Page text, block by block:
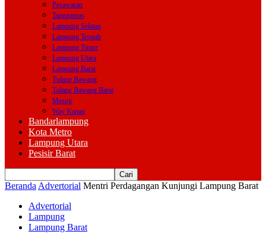
Pesawaran
Tanggamus
Lampung Selatan
Lampung Tengah
Lampung Timur
Lampung Utara
Lampung Barat
Tulang Bawang
Tulang Bawang Barat
Mesuji
Way Kanan
Bandarlampung
Kota Metro
Lampung Utara
Pesisir Barat
Beranda Advertorial Mentri Perdagangan Kunjungi Lampung Barat
Advertorial
Lampung
Lampung Barat